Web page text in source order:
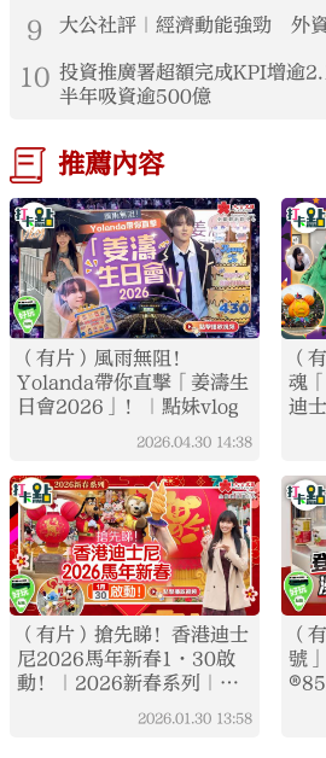
9 大公社評｜經濟動能強勁 外
10 投資推廣署超額完成KPI增逾
半年吸資逾500億
推薦內容
（有片）風雨無阻！
Yolanda帶你直擊「姜濤生
日會2026」！｜點妹vlog
2026.04.30 14:38
（
魂
迪
（有片）搶先睇！香港迪士
尼2026馬年新春1·30啟
動！｜2026新春系列｜打
2026.01.30 13:58
（
號